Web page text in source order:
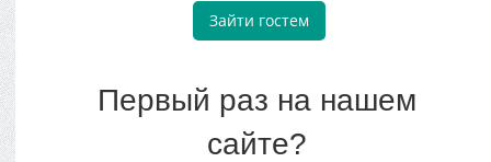
Первый раз на нашем
сайте?